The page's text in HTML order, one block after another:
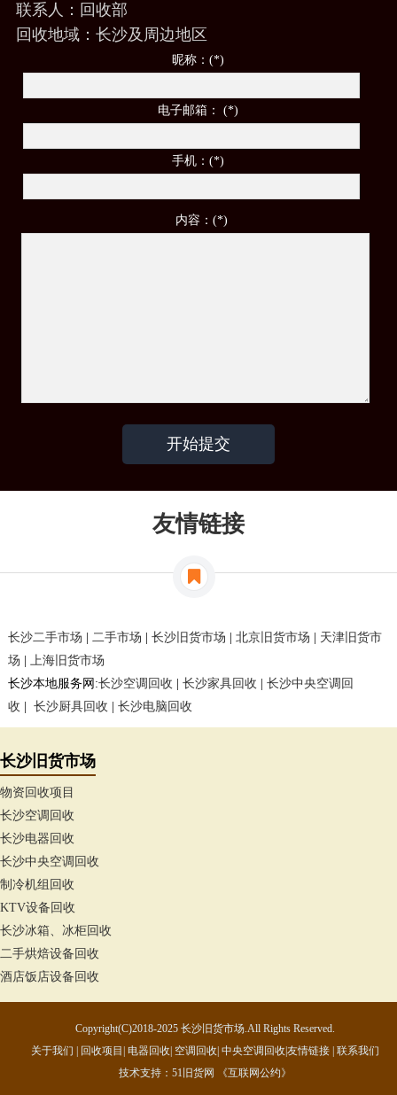
联系人：回收部
回收地域：长沙及周边地区
昵称：(*)
电子邮箱： (*)
手机：(*)
内容：(*)
友情链接
长沙二手市场 二手市场 长沙旧货市场 北京旧货市场
天津旧货市
场
上海旧货市场
长沙本地服务网:长沙空调回收 长沙家具回收
长沙中央空调回
收
长沙厨具回收 长沙电脑回收
长沙旧货市场
物资回收项目
长沙空调回收
长沙电器回收
长沙中央空调回收
制冷机组回收
KTV设备回收
长沙冰箱、冰柜回收
二手烘焙设备回收
酒店饭店设备回收
Copyright(C)2018-2025 长沙旧货市场.All Rights Reserved.
关于我们
回收项目 电器回收 空调回收| 中央空调回收 友情链接 联系我们
技术支持： 51旧货网 《互联网公约》